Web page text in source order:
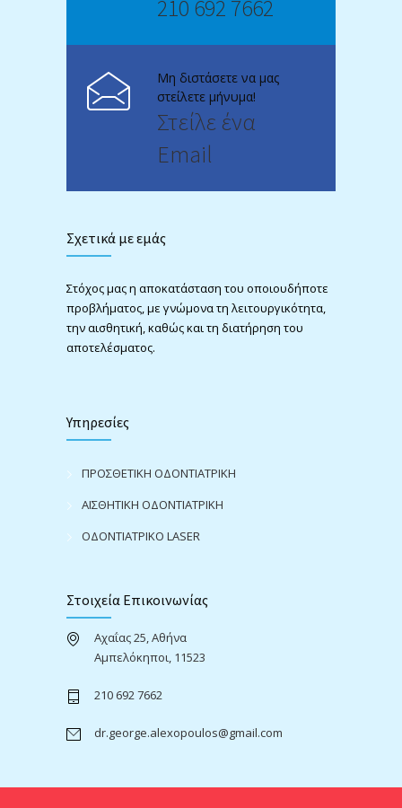
210 692 7662
Μη διστάσετε να μας
στείλετε μήνυμα!
Στείλε ένα
Email
Σχετικά με εμάς
Στόχος μας η αποκατάσταση του οποιουδήποτε
προβλήματος, με γνώμονα τη λειτουργικότητα,
την αισθητική, καθώς και τη διατήρηση του
αποτελέσματος.
Υπηρεσίες
ΠΡΟΣΘΕΤΙΚΗ ΟΔΟΝΤΙΑΤΡΙΚΗ
ΑΙΣΘΗΤΙΚΗ ΟΔΟΝΤΙΑΤΡΙΚΗ
ΟΔΟΝΤΙΑΤΡΙΚΟ LASER
Στοιχεία Επικοινωνίας
Αχαΐας 25, Αθήνα
Αμπελόκηποι, 11523
210 692 7662
dr.george.alexopoulos@gmail.com